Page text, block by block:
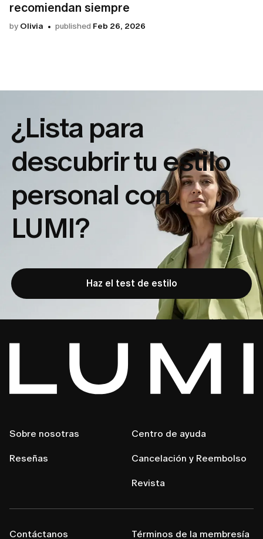
recomiendan siempre
by Olivia published Feb 26, 2026
¿Lista para
descubrir tu estilo
personal con
LUMI?
Haz el test de estilo
Sobre nosotras
Reseñas
Centro de ayuda
Cancelación y Reembolso
Revista
Contáctanos Términos de la membresía